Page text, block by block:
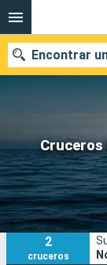
Cruceros
Encontrar
Nuestros
Fecha de
Puertos
2
cruceros